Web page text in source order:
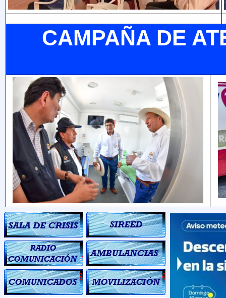
CAMPAÑA DE
SALA DE
CRISIS
SIREED
RADIO
COMUNICACION
AMBULANCIAS
COMUNICADOS MOVILIZACIÓN